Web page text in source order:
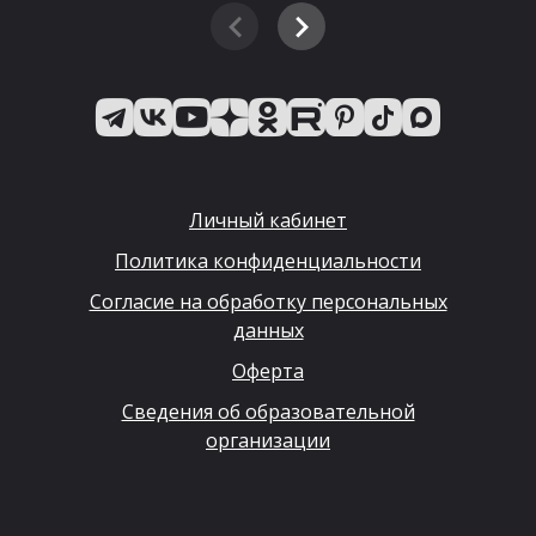
Личный кабинет
Политика конфиденциальности
Согласие на обработку персональных
данных
Оферта
Сведения об образовательной
организации